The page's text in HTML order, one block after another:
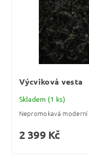
Výcviková vesta
Skladem (1 ks)
Nepromokavá moderní
2 399 Kč